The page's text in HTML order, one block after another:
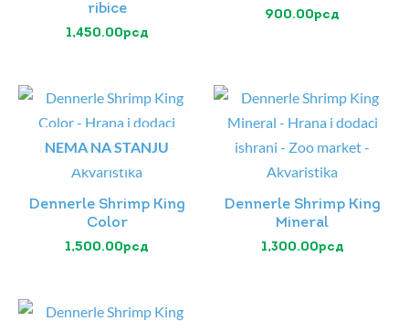
ribice
1,450.00рсд
900.00рсд
NEMA NA STANJU
Dennerle Shrimp King
Color
1,500.00рсд
Dennerle Shrimp King
Mineral
1,300.00рсд